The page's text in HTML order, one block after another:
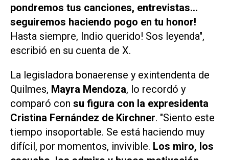
pondremos tus canciones, entrevistas…
seguiremos haciendo pogo en tu honor!
Hasta siempre, Indio querido! Sos leyenda",
escribió en su cuenta de X.
La legisladora bonaerense y exintendenta de
Quilmes, Mayra Mendoza, lo recordó y
comparó con su figura con la expresidenta
Cristina Fernández de Kirchner. "Siento este
tiempo insoportable. Se está haciendo muy
difícil, por momentos, invivible. Los miro, los